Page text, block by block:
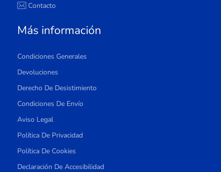
Contacto
Más información
Condiciones Generales
Devoluciones
Derecho De Desistimiento
Condiciones De Envío
Aviso Legal
Política De Privacidad
Política De Cookies
Declaración De Accesibilidad